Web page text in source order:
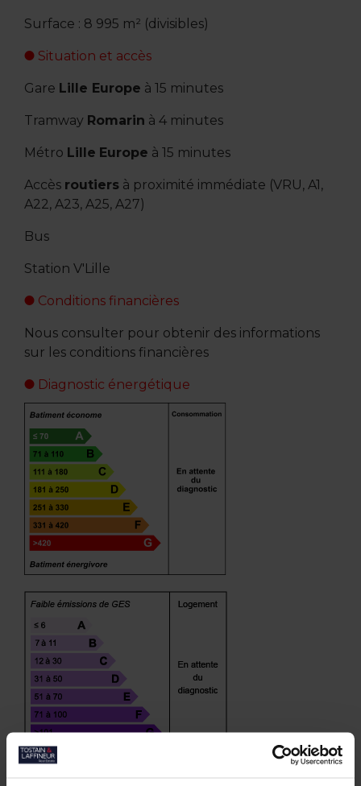
Surface : 8 995 m² (divisibles)
Situation et accès
Gare Lille Europe à 15 minutes
Tramway Romarin à 4 minutes
Métro Lille Europe à 15 minutes
Accès routiersà proximité immédiate (VRU, A1,
A22, A23, A25, A27)
Bus
Station V'Lille
Conditions financières
Nous consulter pour obtenir des informations
sur les conditions financières
Diagnostic énergétique